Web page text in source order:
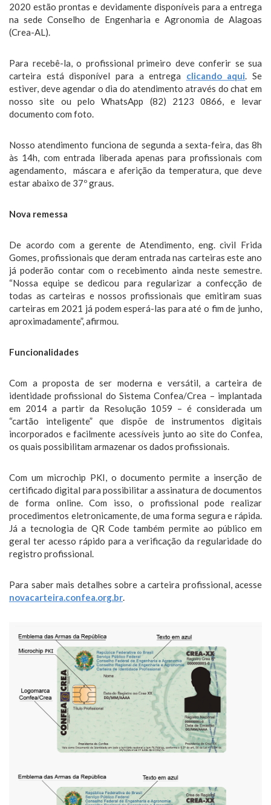
2020 estão prontas e devidamente disponíveis para a entrega
na sede Conselho de Engenharia e Agronomia de Alagoas
(Crea-AL).
Para recebê-la, o profissional primeiro deve conferir se sua
carteira está disponível para a entrega clicando aqui. Se
estiver, deve agendar o dia do atendimento através do chat em
nosso site ou pelo WhatsApp (82) 2123 0866, e levar
documento com foto.
Nosso atendimento funciona de segunda a sexta-feira, das 8h
às 14h, com entrada liberada apenas para profissionais com
agendamento, máscara e aferição da temperatura, que deve
estar abaixo de 37º graus.
Nova remessa
De acordo com a gerente de Atendimento, eng. civil Frida
Gomes, profissionais que deram entrada nas carteiras este ano
já poderão contar com o recebimento ainda neste semestre.
“Nossa equipe se dedicou para regularizar a confecção de
todas as carteiras e nossos profissionais que emitiram suas
carteiras em 2021 já podem esperá-las para até o fim de junho,
aproximadamente”, afirmou.
Funcionalidades
Com a proposta de ser moderna e versátil, a carteira de
identidade profissional do Sistema Confea/Crea – implantada
em 2014 a partir da Resolução 1059 – é considerada um
“cartão inteligente” que dispõe de instrumentos digitais
incorporados e facilmente acessíveis junto ao site do Confea,
os quais possibilitam armazenar os dados profissionais.
Com um microchip PKI, o documento permite a inserção de
certificado digital para possibilitar a assinatura de documentos
de forma online. Com isso, o profissional pode realizar
procedimentos eletronicamente, de uma forma segura e rápida.
Já a tecnologia de QR Code também permite ao público em
geral ter acesso rápido para a verificação da regularidade do
registro profissional.
Para saber mais detalhes sobre a carteira profissional, acesse
novacarteira.confea.org.br.